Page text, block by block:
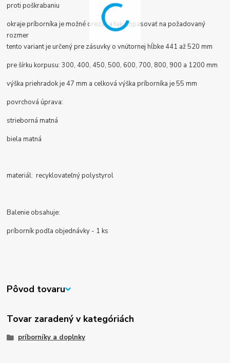
proti poškrabaniu
okraje príborníka je možné orezať a tak dopasovať na požadovaný
rozmer
tento variant je určený pre zásuvky o vnútornej hĺbke 441 až 520 mm
pre šírku korpusu: 300, 400, 450, 500, 600, 700, 800, 900 a 1200 mm
výška priehradok je 47 mm a celková výška príborníka je 55 mm
povrchová úprava:
strieborná matná
biela matná
materiál: recyklovateľný polystyrol
Balenie obsahuje:
príborník podľa objednávky - 1 ks
Pôvod tovaru
Tovar zaradený v kategóriách
príborníky a doplnky